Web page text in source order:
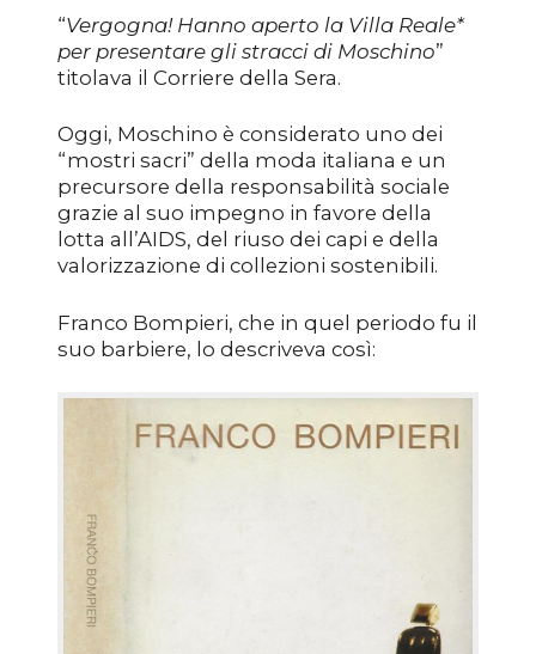
“Vergogna! Hanno aperto la Villa Reale*
per presentare gli stracci di Moschino”
titolava il Corriere della Sera.
Oggi, Moschino è considerato uno dei
“mostri sacri” della moda italiana e un
precursore della responsabilità sociale
grazie al suo impegno in favore della
lotta all’AIDS, del riuso dei capi e della
valorizzazione di collezioni sostenibili.
Franco Bompieri, che in quel periodo fu il
suo barbiere, lo descriveva così: